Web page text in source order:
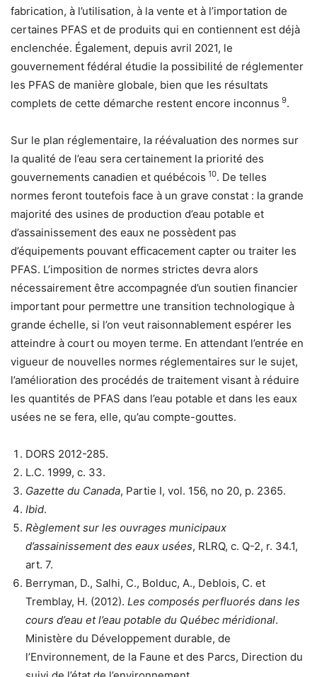
fabrication, à l’utilisation, à la vente et à l’importation de
certaines PFAS et de produits qui en contiennent est déjà
enclenchée. Également, depuis avril 2021, le
gouvernement fédéral étudie la possibilité de réglementer
les PFAS de manière globale, bien que les résultats
complets de cette démarche restent encore inconnus 9.
Sur le plan réglementaire, la réévaluation des normes sur
la qualité de l’eau sera certainement la priorité des
gouvernements canadien et québécois 10. De telles
normes feront toutefois face à un grave constat : la grande
majorité des usines de production d’eau potable et
d’assainissement des eaux ne possèdent pas
d’équipements pouvant efficacement capter ou traiter les
PFAS. L’imposition de normes strictes devra alors
nécessairement être accompagnée d’un soutien financier
important pour permettre une transition technologique à
grande échelle, si l’on veut raisonnablement espérer les
atteindre à court ou moyen terme. En attendant l’entrée en
vigueur de nouvelles normes réglementaires sur le sujet,
l’amélioration des procédés de traitement visant à réduire
les quantités de PFAS dans l’eau potable et dans les eaux
usées ne se fera, elle, qu’au compte-gouttes.
DORS 2012-285.
L.C. 1999, c. 33.
Gazette du Canada, Partie I, vol. 156, no 20, p. 2365.
Ibid.
Règlement sur les ouvrages municipaux
d’assainissement des eaux usées, RLRQ, c. Q-2, r. 34.1,
art. 7.
Berryman, D., Salhi, C., Bolduc, A., Deblois, C. et
Tremblay, H. (2012). Les composés perfluorés dans les
cours d’eau et l’eau potable du Québec méridional.
Ministère du Développement durable, de
l’Environnement, de la Faune et des Parcs, Direction du